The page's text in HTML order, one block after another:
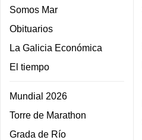
Somos Mar
Obituarios
La Galicia Económica
El tiempo
Mundial 2026
Torre de Marathon
Grada de Río